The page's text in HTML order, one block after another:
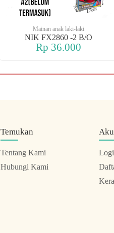
Mainan anak laki-laki
NIK FX2860 -2 B/O
Rp 36.000
Temukan
Tentang Kami
Hubungi Kami